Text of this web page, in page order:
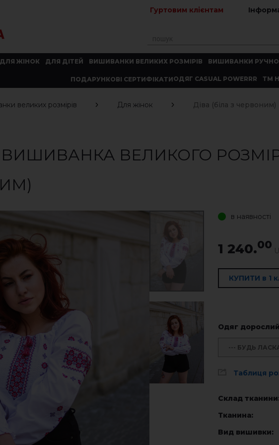
Гуртовим клієнтам
ДЛЯ ЖІНОК ДЛЯ ДІТЕЙ ВИШИВАНКИ ВЕЛИКИХ РОЗМІРІВ ВИШИВАНКИ
ПОДАРУНКОВІ СЕРТИФІКАТИОДЯГ CASUAL POWERRR ТМ
великих розмірів Для жінок Діва (біла з червоним)
ВЕЛИКОГО
в наявності
1 240.00
КУПИТИ в 1
Одяг дорослий
--- БУДЬ
Таблиця
Склад
Тканина:
Вид вишивки: